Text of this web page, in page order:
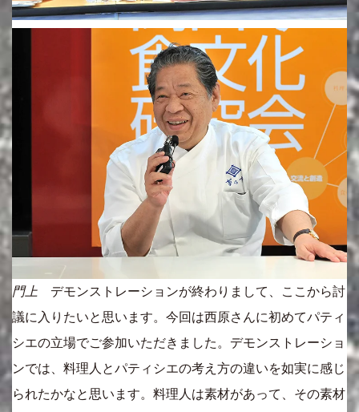
門上 デモンストレーションが終わりまして、ここから討
議に入りたいと思います。今回は西原さんに初めてパティ
シエの立場でご参加いただきました。デモンストレーショ
ンでは、料理人とパティシエの考え方の違いを如実に感じ
られたかなと思います。料理人は素材があって、その素材